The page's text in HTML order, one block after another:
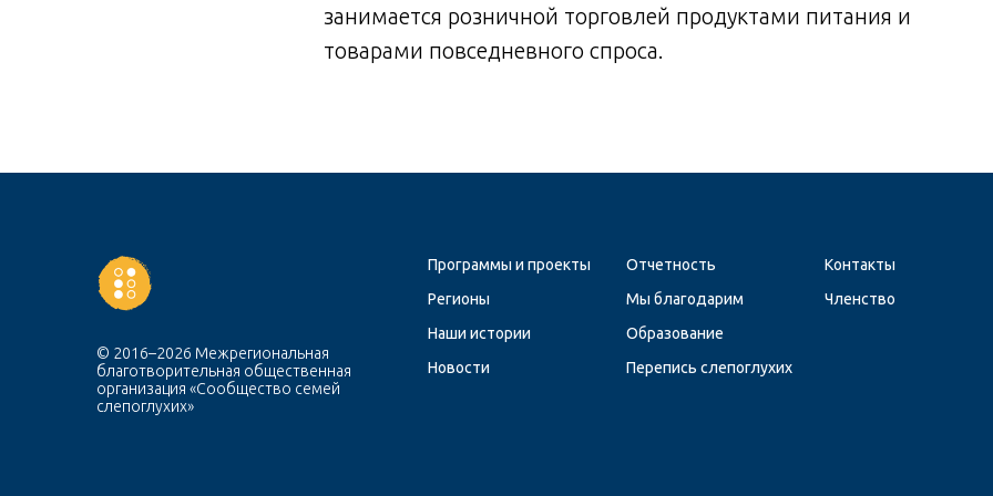
занимается розничной торговлей продуктами питания и
товарами повседневного спроса.
© 2016–2026 Межрегиональная
благотворительная общественная
организация «Сообщество семей
слепоглухих»
Программы и проекты
Регионы
Наши истории
Новости
Отчетность
Мы благодарим
Образование
Перепись слепоглухих
Контакты
Членство